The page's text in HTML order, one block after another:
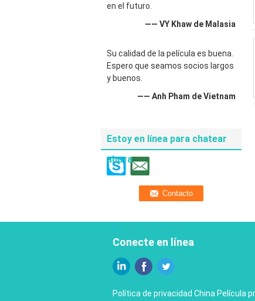
en el futuro.
—— VY Khaw de Malasia
Su calidad de la película es buena.
Espero que seamos socios largos
y buenos.
—— Anh Pham de Vietnam
Estoy en línea para chatear
ahora
Conecte en línea
Política de privacidad China Película